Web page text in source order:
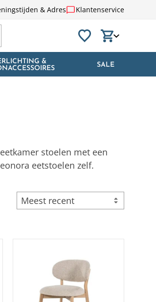
& Adreschat_bubbleKlantenservice
&
SALE
stoelen met een
eetstoelen zelf.
Meest recent